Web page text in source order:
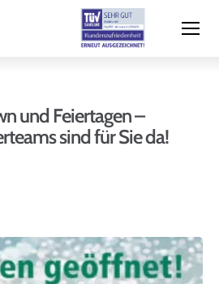
und Feiertagen –
sind für Sie da!